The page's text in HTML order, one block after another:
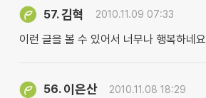
57.김혁 2010.11.09 07:33
이런 글을 볼 수 있어서 너무나 행복하네요
56. 이은산 2010.11.08 18:29